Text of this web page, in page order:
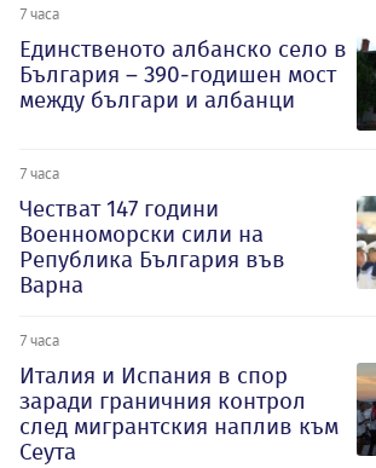
7 часа
Единственото албанско село в
България – 390-годишен мост
между българи и албанци
7 часа
Честват 147 години
Военноморски сили на
Република България във
Варна
7 часа
Италия и Испания в спор
заради граничния контрол
след мигрантския наплив към
Сеута